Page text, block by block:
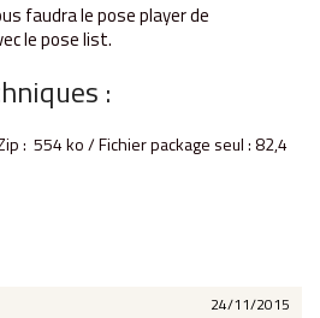
faudra le pose player de
le pose list.
:
: 554 ko / Fichier package seul : 82,4
24/11/2015